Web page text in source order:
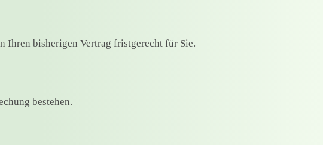
Ihren bisherigen Vertrag fristgerecht für Sie.
bestehen.